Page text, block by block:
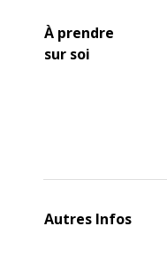
À prendre
sur soi
Autres Infos